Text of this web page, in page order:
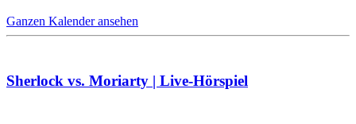
Ganzen Kalender ansehen
Sherlock vs. Moriarty | Live-Hörspiel